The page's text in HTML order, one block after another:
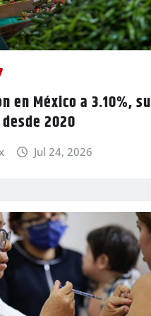
en México a 3.10%, su
2020
Jul 24, 2026